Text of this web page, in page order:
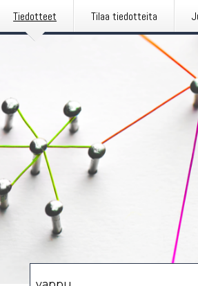
Tiedotteet Tilaa tiedotteita